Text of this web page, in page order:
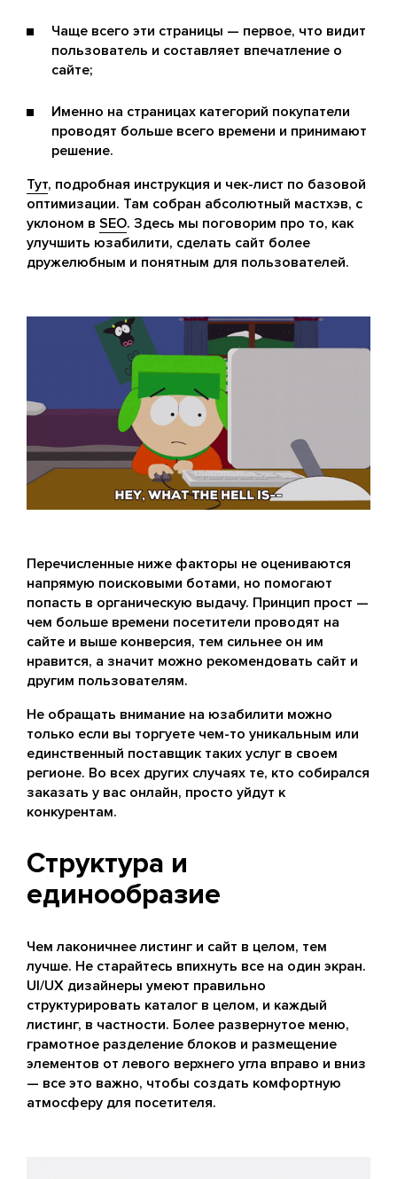
Чаще всего эти страницы — первое, что видит
пользователь и составляет впечатление о
сайте;
Именно на страницах категорий покупатели
проводят больше всего времени и принимают
решение.
Тут, подробная инструкция и чек-лист по базовой
оптимизации. Там собран абсолютный мастхэв, с
уклоном в SEO. Здесь мы поговорим про то, как
улучшить юзабилити, сделать сайт более
дружелюбным и понятным для пользователей.
Перечисленные ниже факторы не оцениваются
напрямую поисковыми ботами, но помогают
попасть в органическую выдачу. Принцип прост —
чем больше времени посетители проводят на
сайте и выше конверсия, тем сильнее он им
нравится, а значит можно рекомендовать сайт и
другим пользователям.
Не обращать внимание на юзабилити можно
только если вы торгуете чем-то уникальным или
единственный поставщик таких услуг в своем
регионе. Во всех других случаях те, кто собирался
заказать у вас онлайн, просто уйдут к
конкурентам.
Структура и
единообразие
Чем лаконичнее листинг и сайт в целом, тем
лучше. Не старайтесь впихнуть все на один экран.
UI/UX дизайнеры умеют правильно
структурировать каталог в целом, и каждый
листинг, в частности. Более развернутое меню,
грамотное разделение блоков и размещение
элементов от левого верхнего угла вправо и вниз
— все это важно, чтобы создать комфортную
атмосферу для посетителя.